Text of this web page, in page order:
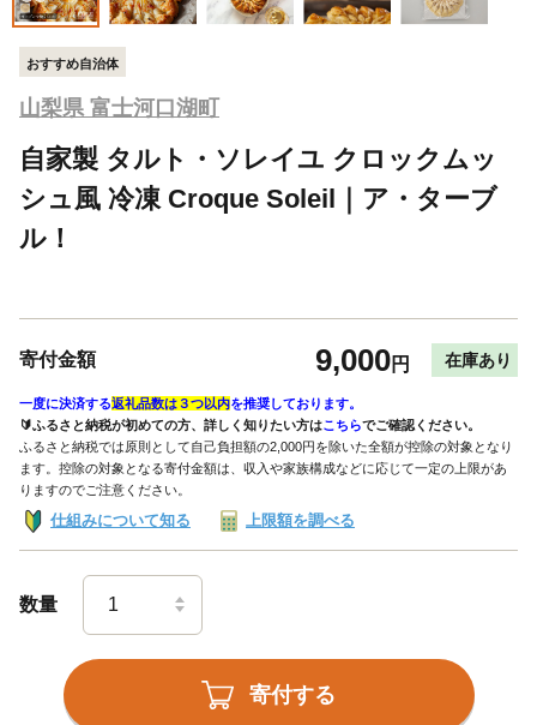
おすすめ自治体
山梨県 富士河口湖町
自家製 タルト・ソレイユ クロックムッ
シュ風 冷凍 Croque Soleil｜ア・ターブ
ル！
寄付金額 9,000円 在庫あり
一度に決済する返礼品数は３つ以内を推奨しております。
🔰ふるさと納税が初めての方、詳しく知りたい方はこちらでご確認ください。
ふるさと納税では原則として自己負担額の2,000円を除いた全額が控除の対象となり
ます。控除の対象となる寄付金額は、収入や家族構成などに応じて一定の上限があ
りますのでご注意ください。
仕組みについて知る 上限額を調べる
数量
寄付する